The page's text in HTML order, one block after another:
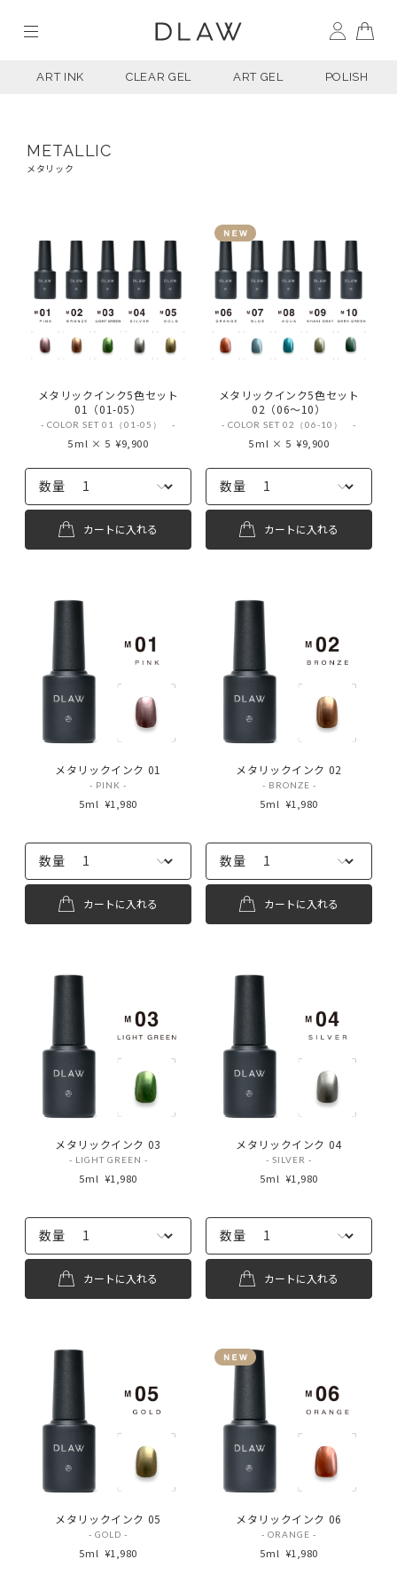
ART INK CLEAR GEL ART GEL POLISH
METALLIC
メタリック
メタリックインク5色セット
01（01-05）
- COLOR SET 01（01-05） -
5ml × 5 ¥9,900
数量
カートに入れる
メタリックインク5色セット
02（06〜10）
- COLOR SET 02（06-10） -
5ml × 5 ¥9,900
数量
カートに入れる
メタリックインク 01
- PINK -
5ml ¥1,980
数量
カートに入れる
メタリックインク 02
- BRONZE -
5ml ¥1,980
数量
カートに入れる
メタリックインク 03
- LIGHT GREEN -
5ml ¥1,980
数量
カートに入れる
メタリックインク 04
- SILVER -
5ml ¥1,980
数量
カートに入れる
メタリックインク 05
- GOLD -
5ml ¥1,980
メタリックインク 06
- ORANGE -
5ml ¥1,980